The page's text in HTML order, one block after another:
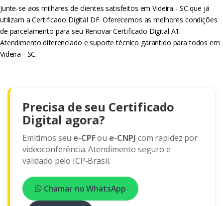
Junte-se aos milhares de clientes satisfeitos em Videira - SC que já
utilizam a Certificado Digital DF. Oferecemos as melhores condições
de parcelamento para seu Renovar Certificado Digital A1.
Atendimento diferenciado e suporte técnico garantido para todos em
Videira - SC.
Precisa de seu Certificado
Digital agora?
Emitimos seu e-CPFou e-CNPJ com rapidez por
videoconferência. Atendimento seguro e
validado pelo ICP-Brasil.
Chamar no WhatsApp